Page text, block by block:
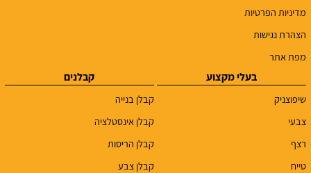
מדיניות הפרטיות
הצהרת נגישות
מפת אתר
בעלי מקצוע
שיפוצניק
צבעי
רצף
טייח
קבלנים
קבלן בנייה
קבלן אינסטלציה
קבלן הריסות
קבלן צבע